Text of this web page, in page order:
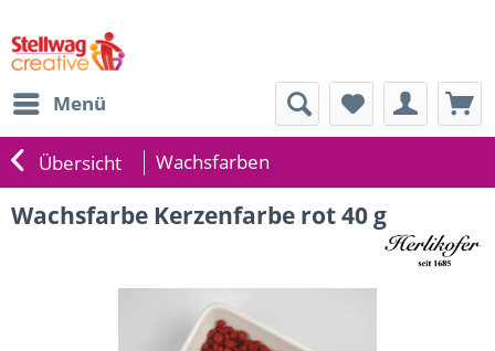
Menü
Übersicht Wachsfarben
Wachsfarbe Kerzenfarbe rot 40 g